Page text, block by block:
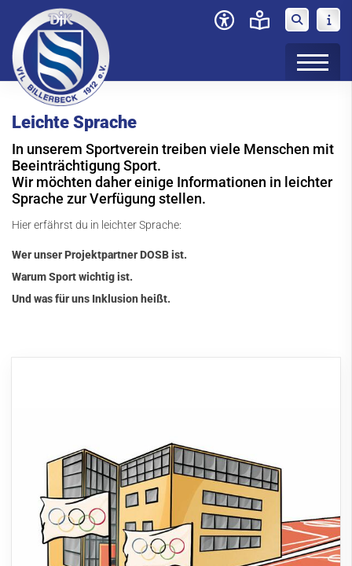
Leichte Sprache
In unserem Sportverein treiben viele Menschen mit
Beeinträchtigung Sport.
Wir möchten daher einige Informationen in leichter
Sprache zur Verfügung stellen.
Hier erfährst du in leichter Sprache:
Wer unser Projektpartner DOSB ist.
Warum Sport wichtig ist.
Und was für uns Inklusion heißt.
Startseite
Über den DOSB
Warum Sport wichtig ist
Sport für alle